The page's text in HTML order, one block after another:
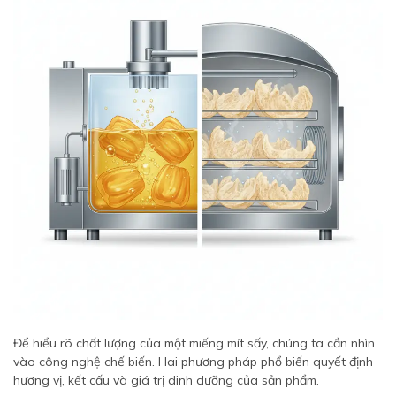
Để hiểu rõ chất lượng của một miếng mít sấy, chúng ta cần nhìn
vào công nghệ chế biến. Hai phương pháp phổ biến quyết định
hương vị, kết cấu và giá trị dinh dưỡng của sản phẩm.